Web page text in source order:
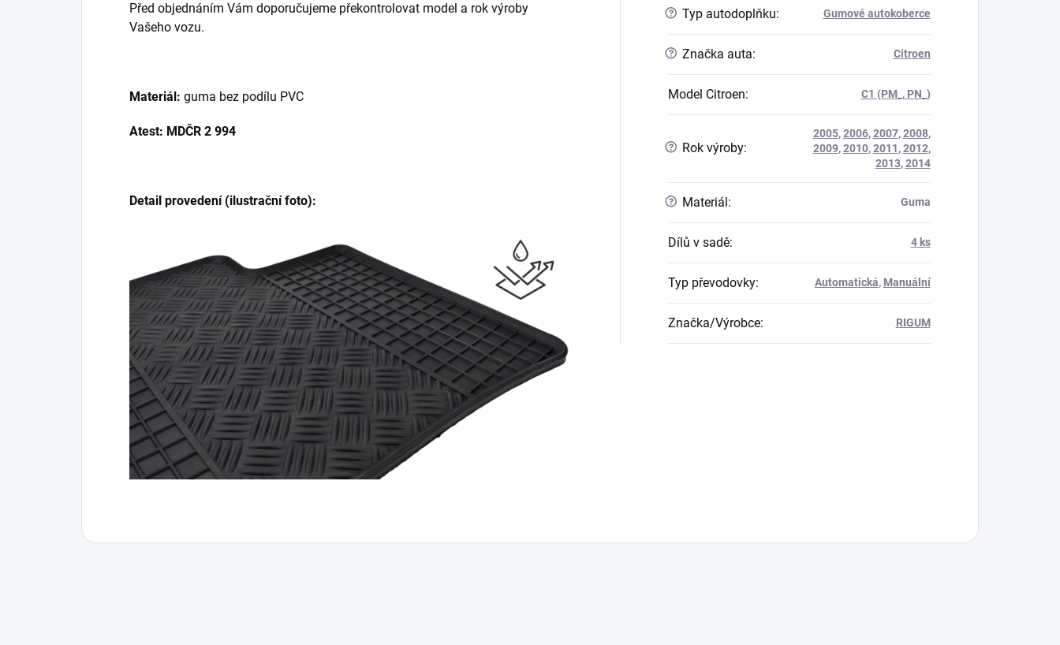
Před objednáním Vám doporučujeme překontrolovat model a rok výroby
Vašeho vozu.
Materiál: guma bez podílu PVC
Atest: MDČR 2 994
Detail provedení (ilustrační foto):
? Typ autodoplňku: Gumové autokoberce
? Značka auta: Citroen
Model Citroen: C1 (PM_, PN_)
? Rok výroby:
2005,2006,2007,2008,
2009,2010,2011,2012,
2013,2014
? Materiál : Guma
Dílů v sadě: 4 ks
Typ převodovky: Automatická, Manuální
Značka/Výrobce: RIGUM